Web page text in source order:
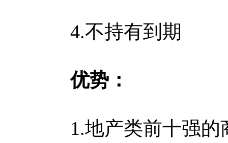
4.不持有到期
优势：
1.地产类前十强的